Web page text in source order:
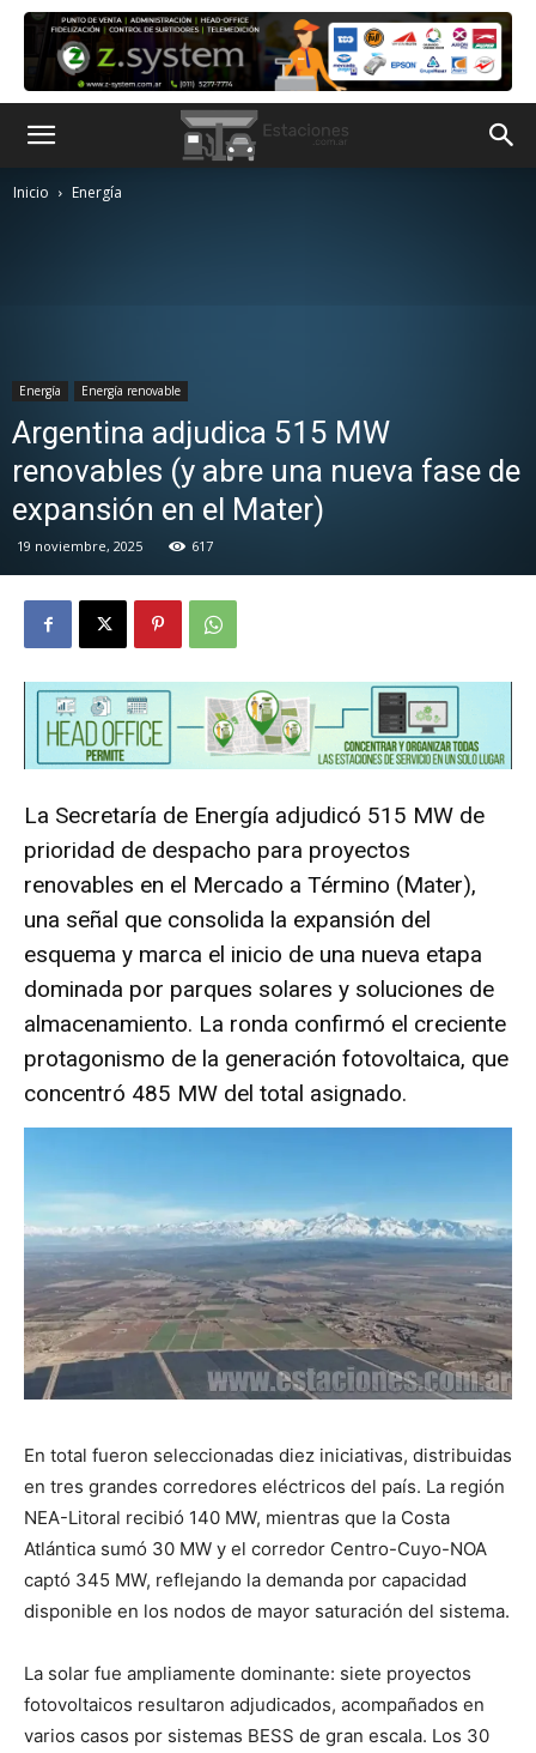
Inicio Energía
Energía Energía renovable
Argentina adjudica 515 MW
renovables (y abre una nueva fase de
expansión en el Mater)
19 noviembre, 2025 617
La Secretaría de Energía adjudicó 515 MW de
prioridad de despacho para proyectos
renovables en el Mercado a Término (Mater),
una señal que consolida la expansión del
esquema y marca el inicio de una nueva etapa
dominada por parques solares y soluciones de
almacenamiento. La ronda confirmó el creciente
protagonismo de la generación fotovoltaica, que
concentró 485 MW del total asignado.
En total fueron seleccionadas diez iniciativas, distribuidas
en tres grandes corredores eléctricos del país. La región
NEA-Litoral recibió 140 MW, mientras que la Costa
Atlántica sumó 30 MW y el corredor Centro-Cuyo-NOA
captó 345 MW, reflejando la demanda por capacidad
disponible en los nodos de mayor saturación del sistema.
La solar fue ampliamente dominante: siete proyectos
fotovoltaicos resultaron adjudicados, acompañados en
varios casos por sistemas BESS de gran escala. Los 30